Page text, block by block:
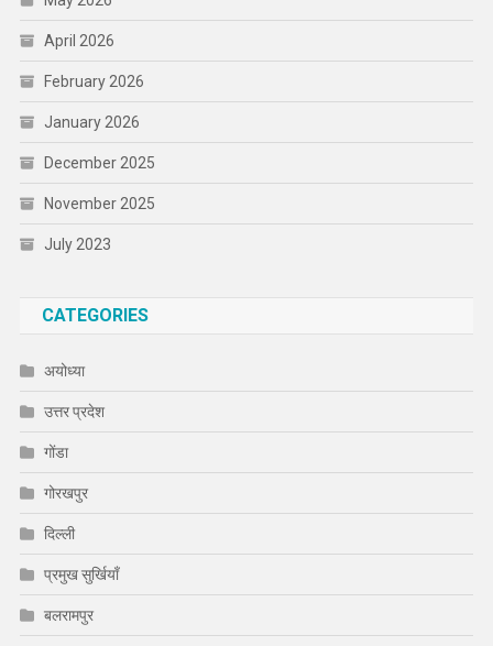
April 2026
February 2026
January 2026
December 2025
November 2025
July 2023
CATEGORIES
अयोध्या
उत्तर प्रदेश
गोंडा
गोरखपुर
दिल्ली
प्रमुख सुर्खियाँ
बलरामपुर